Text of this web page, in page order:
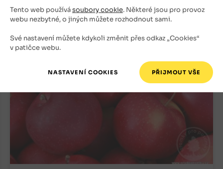
Tento web používásoubory cookie. Některé jsou pro provoz
webu nezbytné, o jiných můžete rozhodnout sami.
Své nastavení můžete kdykoli změnit přes odkaz „Cookies“
v patičce webu.
+
-
ks OBJEDNAT